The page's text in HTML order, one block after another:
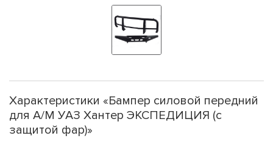
Характеристики «Бампер силовой передний
для А/М УАЗ Хантер ЭКСПЕДИЦИЯ (с
защитой фар)»